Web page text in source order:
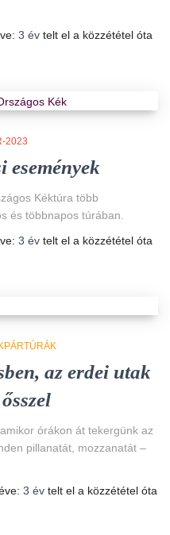
3 év telt el a közzététel óta
2023
események
Kéktúra több
és többnapos túrában.
3 év telt el a közzététel óta
az erdei utak
órákon át tekergünk az
pillanatát, mozzanatát –
3 év telt el a közzététel óta